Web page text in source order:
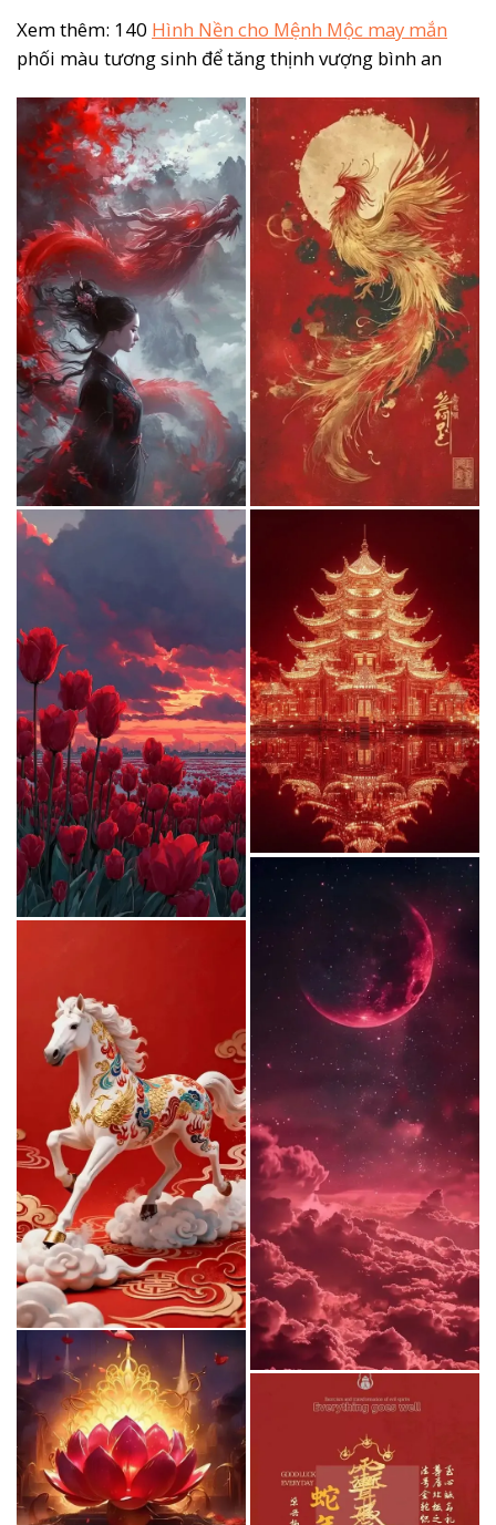
Xem thêm: 140 Hình Nền cho Mệnh Mộc may mắn
phối màu tương sinh để tăng thịnh vượng bình an